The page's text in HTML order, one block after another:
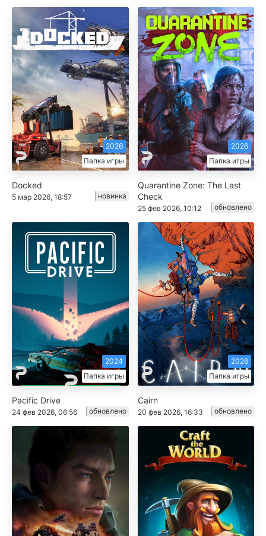
Папка игры
2026
Docked
5 мар 2026, 18:57 новинка
Папка игры
2026
Quarantine Zone: The Last
Check
25 фев 2026, 10:12 обновлено
Папка игры
2024
Pacific Drive
24 фев 2026, 06:56 обновлено
Папка игры
2026
Cairn
20 фев 2026, 16:33 обновлено